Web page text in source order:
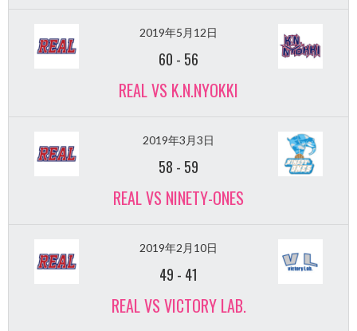
2019年5月12日
60 - 56
REAL VS K.N.NYOKKI
2019年3月3日
58 - 59
REAL VS NINETY-ONES
2019年2月10日
49 - 41
REAL VS VICTORY LAB.